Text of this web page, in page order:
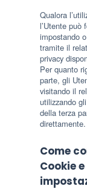
Qualora
l’Utente può
impostando
tramite il
privacy
Per quanto
parte, gli
visitando il
utilizzando
della terza
direttamente.
Come
Cookie